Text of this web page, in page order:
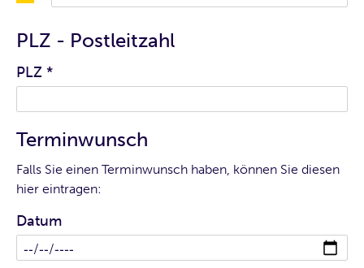
PLZ - Postleitzahl
PLZ *
Terminwunsch
Falls Sie einen Terminwunsch haben, können Sie diesen
hier eintragen:
Datum